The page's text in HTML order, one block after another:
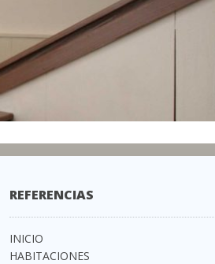
REFERENCIAS
INICIO
HABITACIONES